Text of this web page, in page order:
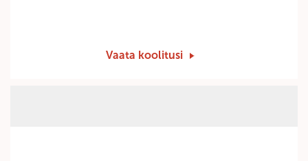
Vaata koolitusi